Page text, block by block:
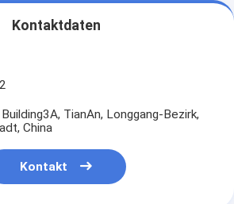
Kontaktdaten
TianAn, Longgang-Bezirk,
China
Kontakt